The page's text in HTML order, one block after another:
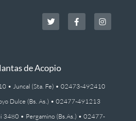
de Acopio
• Juncal (Sta. Fe) • 02473-492410
Dulce (Bs. As.) • 02477-491213
3480 • Pergamino (Bs.As.) • 02477-